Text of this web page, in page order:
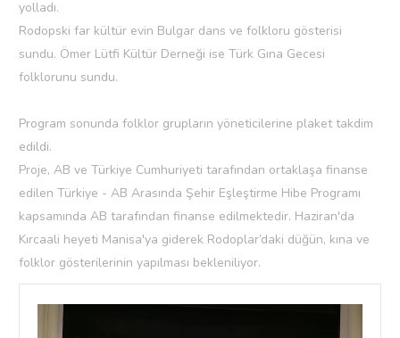
yolladı.
Rodopski far kültür evin Bulgar dans ve folkloru gösterisi
sundu. Ömer Lütfi Kültür Derneği ise Türk Gına Gecesi
folklorunu sundu.
Program sonunda folklor grupların yöneticilerine plaket takdim
edildi.
Proje, AB ve Türkiye Cumhuriyeti tarafından ortaklaşa finanse
edilen Türkiye - AB Arasında Şehir Eşleştirme Hibe Programı
kapsamında AB tarafından finanse edilmektedir. Haziran'da
Kırcaali heyeti Manisa'ya giderek Rodoplar’daki düğün, kına ve
folklor gösterilerinin yapılması bekleniliyor.